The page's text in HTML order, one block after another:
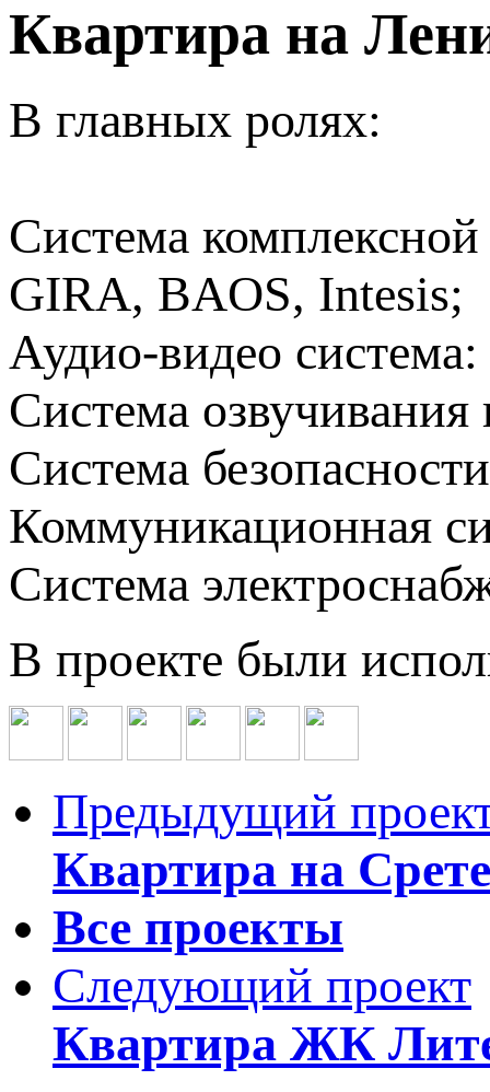
Квартира на
В главных ролях:
Система
GIRA, BAOS, Intesis;
Аудио-видео
Система
Система
Коммуникационная
Система
В проекте были
Предыдущий
Квартира на
Все проекты
Следующий проект
Квартира ЖК